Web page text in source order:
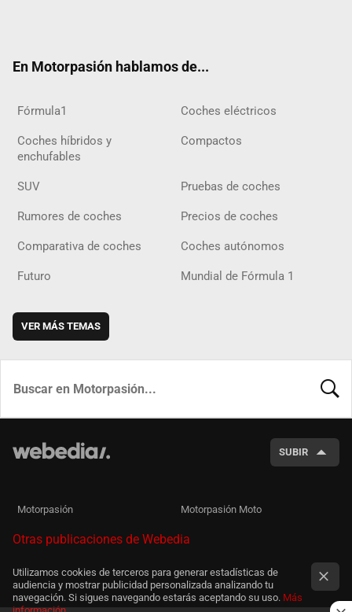
En Motorpasión hablamos de...
Fórmula1 Coches eléctricos
Coches híbridos y
enchufables
Compactos
SUV Pruebas de coches
Rumores de coches Precios de coches
Comparativa de coches Coches autónomos
Futuro Mundial de Fórmula 1
VER MÁS TEMAS
SUBIR
Motorpasión Motorpasión Moto
Otras publicaciones de Webedia
Utilizamos cookies de terceros para generar estadísticas de
audiencia y mostrar publicidad personalizada analizando tu
navegación. Si sigues navegando estarás aceptando su uso. Más